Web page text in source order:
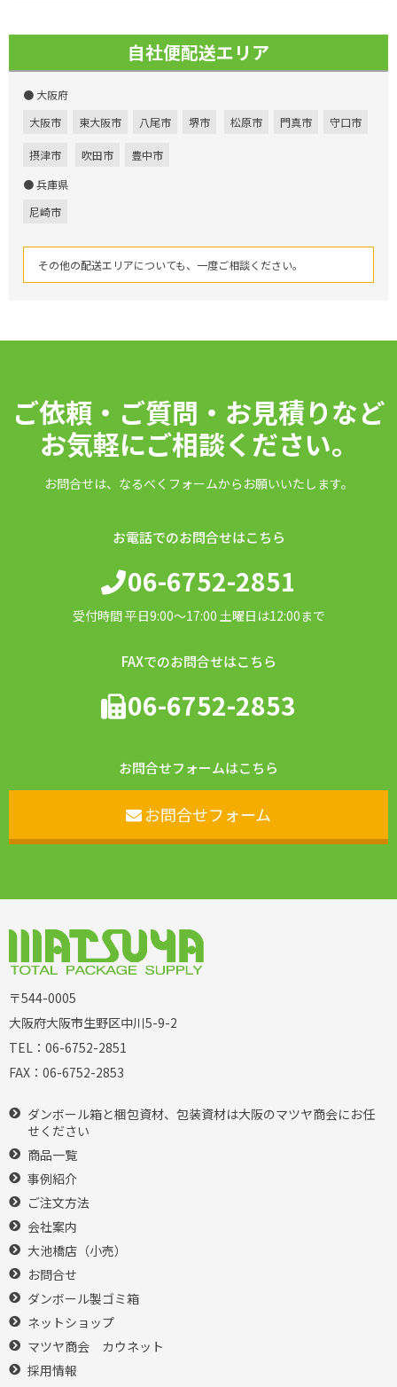
自社便配送エリア
● 大阪府
大阪市
東大阪市 八尾市 堺市 松原市 門真市 守口市
摂津市 吹田市
豊中市
● 兵庫県
尼崎市
その他の配送エリアについても、一度ご相談ください。
ご依頼・ご質問・お見積りなど
お気軽にご相談ください。
お問合せは、なるべくフォームからお願いいたします。
お電話でのお問合せはこちら
06-6752-2851
受付時間 平日9:00〜17:00 土曜日は12:00まで
FAXでのお問合せはこちら
06-6752-2853
お問合せフォームはこちら
お問合せフォーム
〒544-0005
大阪府大阪市生野区中川5-9-2
TEL： 06-6752-2851
FAX： 06-6752-2853
ダンボール箱と梱包資材、包装資材は大阪のマツヤ商会にお任
せください
商品一覧
事例紹介
ご注文方法
会社案内
大池橋店（小売）
お問合せ
ダンボール製ゴミ箱
ネットショップ
マツヤ商会 カウネット
採用情報